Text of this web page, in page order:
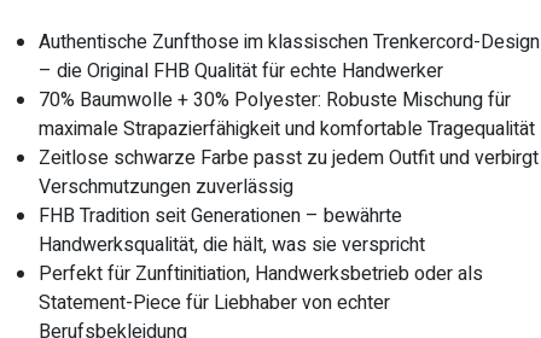
Authentische Zunfthose im klassischen Trenkercord-Design
– die Original FHB Qualität für echte Handwerker
70% Baumwolle + 30% Polyester: Robuste Mischung für
maximale Strapazierfähigkeit und komfortable Tragequalität
Zeitlose schwarze Farbe passt zu jedem Outfit und verbirgt
Verschmutzungen zuverlässig
FHB Tradition seit Generationen – bewährte
Handwerksqualität, die hält, was sie verspricht
Perfekt für Zunftinitiation, Handwerksbetrieb oder als
Statement-Piece für Liebhaber von echter
Berufsbekleidung